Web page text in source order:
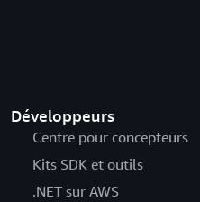
Développeurs
Centre pour concepteurs
Kits SDK et outils
.NET sur AWS